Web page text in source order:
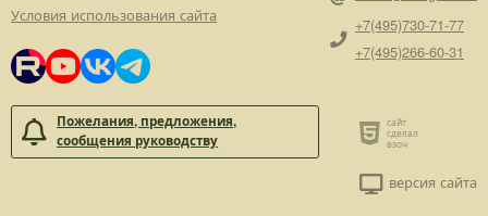
Условия использования сайта
Пожелания, предложения,
сообщения руководству
+7(495)730-71-77
+7(495)266-60-31
версия сайта